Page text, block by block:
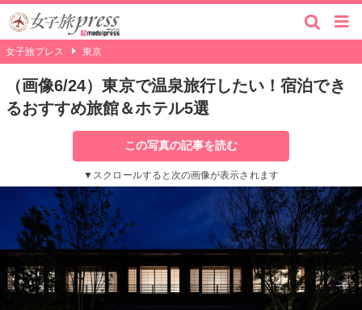
女子旅プレス 東京
（画像6/24）東京で温泉旅行したい！宿泊でき
るおすすめ旅館＆ホテル5選
この写真の記事を読む
▼スクロールすると次の画像が表示されます